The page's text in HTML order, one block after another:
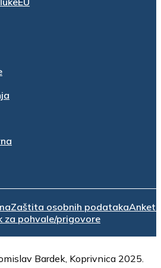
Zaštita osobnih podatakaAnketa
za pohvale/prigovore
Bardek, Koprivnica 2025.